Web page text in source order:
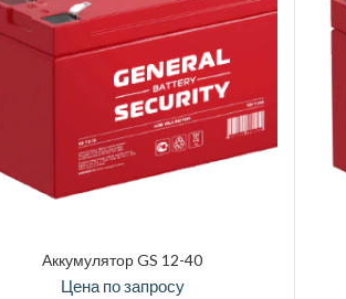
Аккумулятор GS 12-40
Цена по запросу